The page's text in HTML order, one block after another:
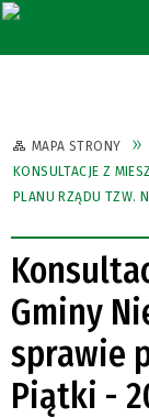
MAPA STRONY
KONSULTACJE Z
PLANU RZĄDU TZW.
Gminy
sprawie
Piątki -